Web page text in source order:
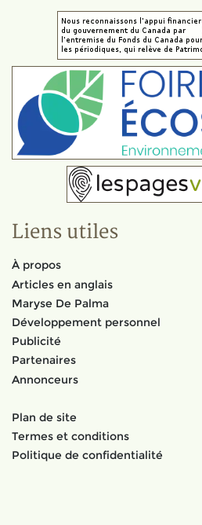
Liens utiles
À propos
Articles en anglais
Maryse De Palma
Développement personnel
Publicité
Partenaires
Annonceurs
Plan de site
Termes et conditions
Politique de confidentialité